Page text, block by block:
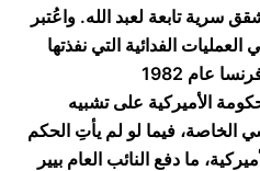
تابعة لعبد الله. واعُتبر
الفدائية التي نفذتها
الأميركية على تشبيه
الخاصة، فيما لو لم يأتِ الحكم
ما دفع النائب العام بيير